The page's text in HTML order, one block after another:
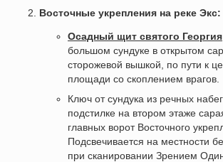
Восточные укрепления на реке Экс:
Осадный щит святого Георгия
большом сундуке в открытом
сторожевой вышкой, по пути к
площади со скоплением врагов.
Ключ от сундука из речных
подстилке на втором этаже
главных ворот Восточного
Подсвечивается на местности
при сканировании Зрением